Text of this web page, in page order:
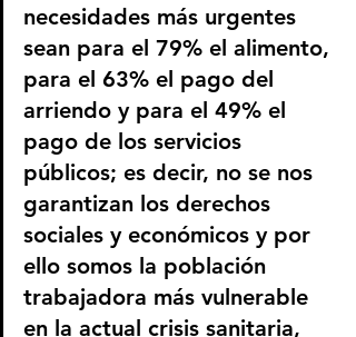
necesidades más urgentes
sean para el 79% el alimento,
para el 63% el pago del
arriendo y para el 49% el
pago de los servicios
públicos; es decir, no se nos
garantizan los derechos
sociales y económicos y por
ello somos la población
trabajadora más vulnerable
en la actual crisis sanitaria,